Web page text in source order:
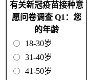
有关新冠疫苗接种意
愿问卷调查 Q1：您
的年龄
18-30岁
31-40岁
41-50岁